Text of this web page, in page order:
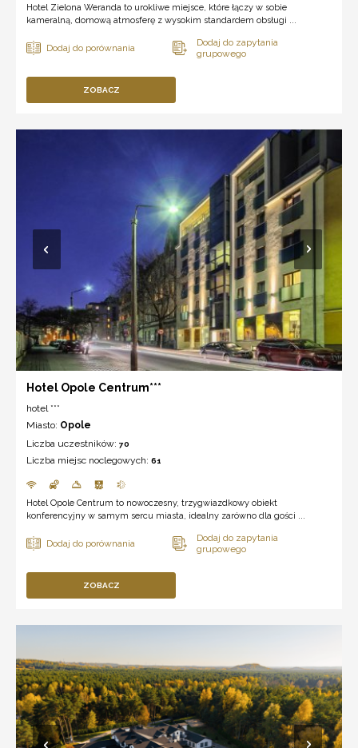
Hotel Zielona Weranda to urokliwe miejsce, które łączy w sobie
kameralną, domową atmosferę z wysokim standardem obsługi ...
ZOBACZ
Hotel Opole Centrum***
hotel ***
Miasto: Opole
Liczba uczestników: 70
Liczba miejsc noclegowych: 61
Hotel Opole Centrum to nowoczesny, trzygwiazdkowy obiekt
konferencyjny w samym sercu miasta, idealny zarówno dla gości ...
ZOBACZ